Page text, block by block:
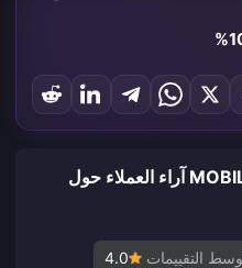
MOBILY RECHARGE CARD (SA) آراء العملاء حول
التقييمات 4.0